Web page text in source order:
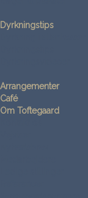
Dyrkningstips
Arrangementer
Café
Om Toftegaard